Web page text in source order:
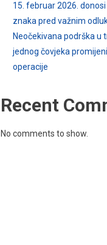
15. februar 2026.
znaka pred važnim
Neočekivana podrška u
jednog čovjeka
operacije
Recent
No comments to show.